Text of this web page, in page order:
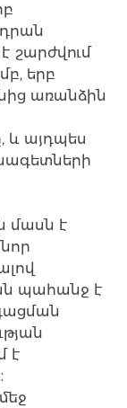
շարժվում
երբ
առանձին
և այդպես
մասն է
պահանջ է
է